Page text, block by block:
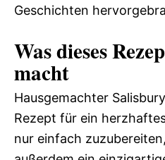
Geschichten
Was dieses
macht
Hausgemachter
Rezept für ein
nur einfach